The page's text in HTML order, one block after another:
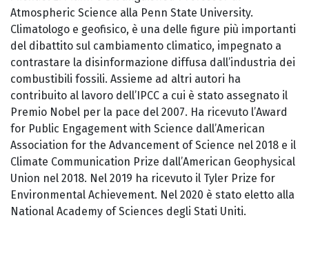
Atmospheric Science alla Penn State University.
Climatologo e geofisico, è una delle figure più importanti
del dibattito sul cambiamento climatico, impegnato a
contrastare la disinformazione diffusa dall’industria dei
combustibili fossili. Assieme ad altri autori ha
contribuito al lavoro dell’IPCC a cui è stato assegnato il
Premio Nobel per la pace del 2007. Ha ricevuto l’Award
for Public Engagement with Science dall’American
Association for the Advancement of Science nel 2018 e il
Climate Communication Prize dall’American Geophysical
Union nel 2018. Nel 2019 ha ricevuto il Tyler Prize for
Environmental Achievement. Nel 2020 è stato eletto alla
National Academy of Sciences degli Stati Uniti.